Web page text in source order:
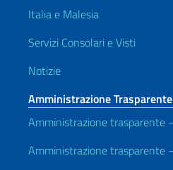
Italia e Malesia
Servizi Consolari e Visti
Notizie
Amministrazione Trasparente
Amministrazione trasparente
Amministrazione trasparente